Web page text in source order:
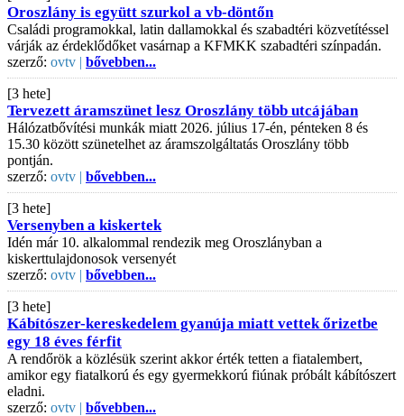
Oroszlány is együtt szurkol a vb-döntőn
Családi programokkal, latin dallamokkal és szabadtéri közvetítéssel
várják az érdeklődőket vasárnap a KFMKK szabadtéri színpadán.
szerző: ovtv | bővebben...
[3 hete]
Tervezett áramszünet lesz Oroszlány több utcájában
Hálózatbővítési munkák miatt 2026. július 17-én, pénteken 8 és
15.30 között szünetelhet az áramszolgáltatás Oroszlány több
pontján.
szerző: ovtv | bővebben...
[3 hete]
Versenyben a kiskertek
Idén már 10. alkalommal rendezik meg Oroszlányban a
kiskerttulajdonosok versenyét
szerző: ovtv | bővebben...
[3 hete]
Kábítószer-kereskedelem gyanúja miatt vettek őrizetbe
egy 18 éves férfit
A rendőrök a közlésük szerint akkor érték tetten a fiatalembert,
amikor egy fiatalkorú és egy gyermekkorú fiúnak próbált kábítószert
eladni.
szerző: ovtv | bővebben...